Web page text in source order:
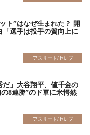
ト”はなぜ生まれた？ 開
「選手は投手の質向上に
アスリート/セレブ
だ」大谷翔平、値千金の
8連勝”のド軍に米愕然
アスリート/セレブ